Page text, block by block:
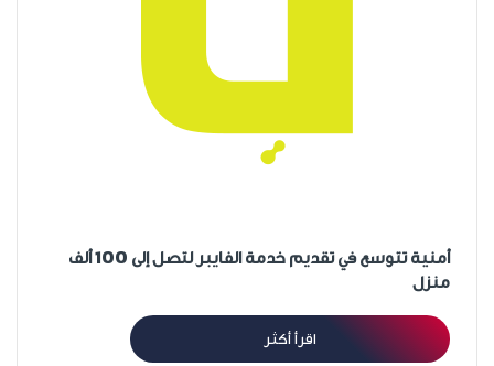
أمنية تتوسع في تقديم خدمة الفايبر لتصل إلى 100 ألف
منزل
اقرأ أكثر